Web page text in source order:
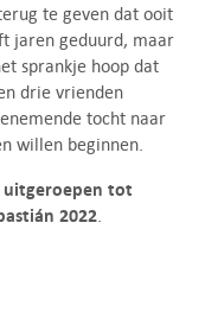
te geven dat ooit
jaren geduurd, maar
sprankje hoop dat
drie vrienden
tocht naar
willen beginnen.
uitgeroepen tot
2022.